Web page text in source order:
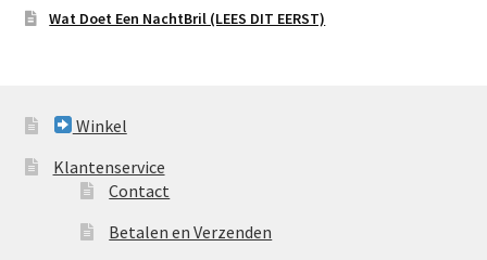
Wat Doet Een NachtBril (LEES DIT EERST)
Winkel
Klantenservice
Contact
Betalen en Verzenden